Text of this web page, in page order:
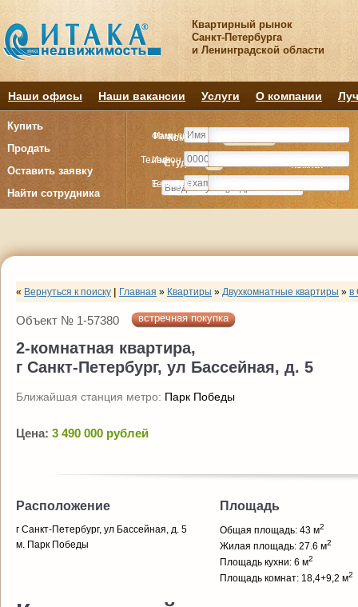
Квартирный рынок
Санкт-Петербурга
и Ленинградской области
Наши офисы Наши вакансии Услуги О компании
Купить
Продать
Оставить заявку
Найти сотрудника
Комнату
Студия Комнат
Комнату
Студия Комнат
Имя
Телефон
E-mail
Фамилия
Имя
Телефон
« Вернуться к поиску Главная » Квартиры » Двухкомнатные квартиры » в
Объект № 1-57380 встречная покупка
2-комнатная квартира,
г Санкт-Петербург, ул Бассейная, д. 5
Ближайшая станция метро: Парк Победы
Цена: 3 490 000 рублей
Расположение
г Санкт-Петербург, ул Бассейная, д. 5
м. Парк Победы
Площадь
Общая площадь: 43 м2
Жилая площадь: 27.6 м2
Площадь кухни: 6 м2
Площадь комнат: 18,4+9,2 м2